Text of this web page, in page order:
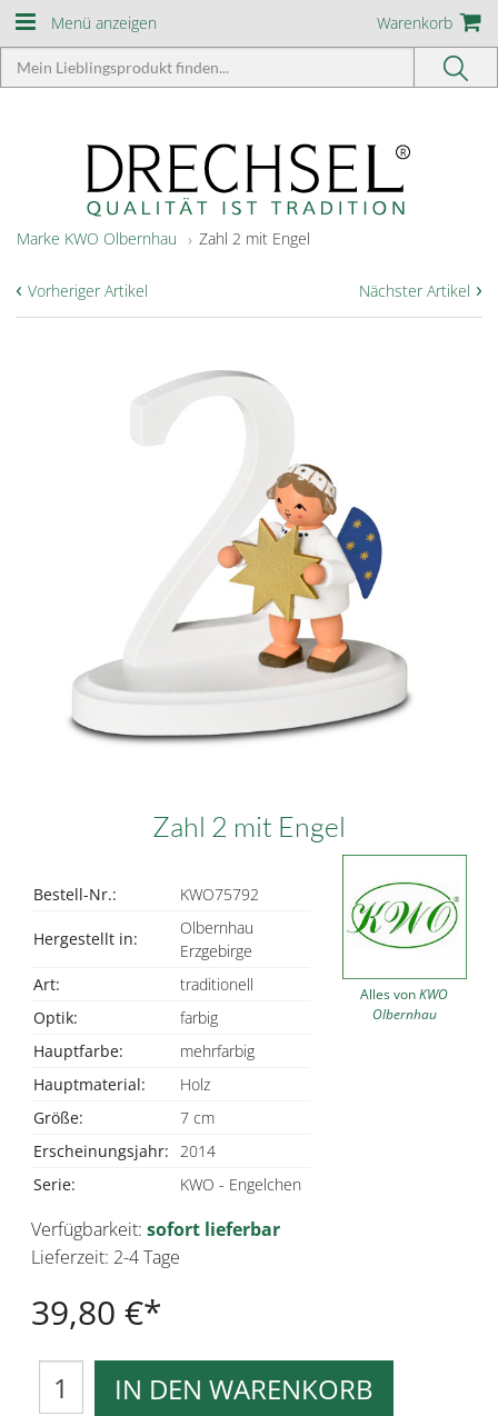
Menü anzeigen Warenkorb
Marke KWO Olbernhau Zahl 2 mit Engel
Nächster Artikel ›
‹ Vorheriger Artikel
Zahl 2 mit Engel
Bestell-Nr.: KWO75792
Hergestellt in:
Olbernhau
Erzgebirge
Art:
traditionell
Optik:
farbig
Hauptfarbe:
mehrfarbig
Hauptmaterial:
Holz
Größe:
7 cm
Erscheinungsjahr: 2014
Serie:
KWO - Engelchen
Alles vonKWO
Olbernhau
Verfügbarkeit: sofort lieferbar
Lieferzeit: 2-4 Tage
39,80 €
IN DEN WARENKORB